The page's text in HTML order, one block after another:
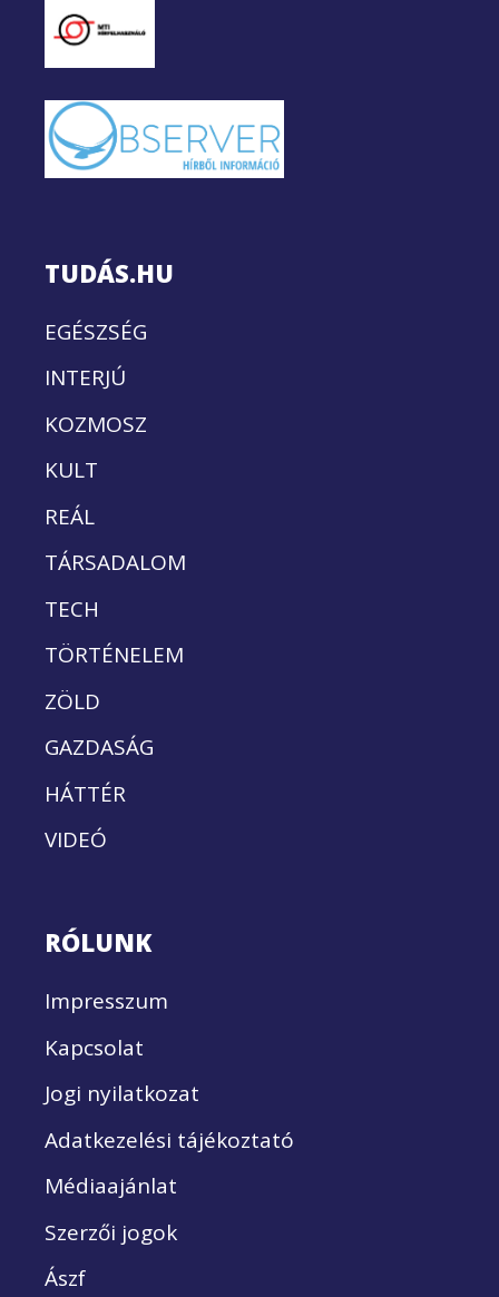
TUDÁS.HU
EGÉSZSÉG
INTERJÚ
KOZMOSZ
KULT
REÁL
TÁRSADALOM
TECH
TÖRTÉNELEM
ZÖLD
GAZDASÁG
HÁTTÉR
VIDEÓ
RÓLUNK
Impresszum
Kapcsolat
Jogi nyilatkozat
Adatkezelési tájékoztató
Médiaajánlat
Szerzői jogok
Ászf